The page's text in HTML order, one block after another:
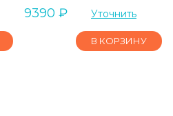
9390 ₽ Уточнить
В КОРЗИНУ